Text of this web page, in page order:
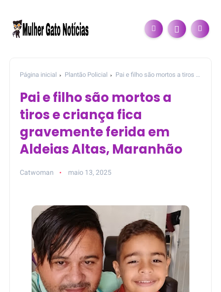
Página inicial Plantão Policial
Pai e filho são mortos a tiros e
Pai e filho são mortos a
tiros e criança fica
gravemente ferida em
Aldeias Altas, Maranhão
Catwoman maio 13, 2025